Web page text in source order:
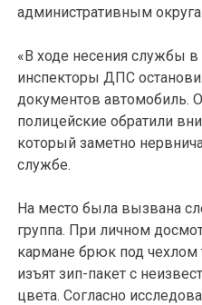
административным
«В ходе несения службы
инспекторы ДПС
документов автомобиль.
полицейские обратили
который заметно
службе.
На место была вызвана
группа. При личном
кармане брюк под
изъят зип-пакет с
цвета. Согласно